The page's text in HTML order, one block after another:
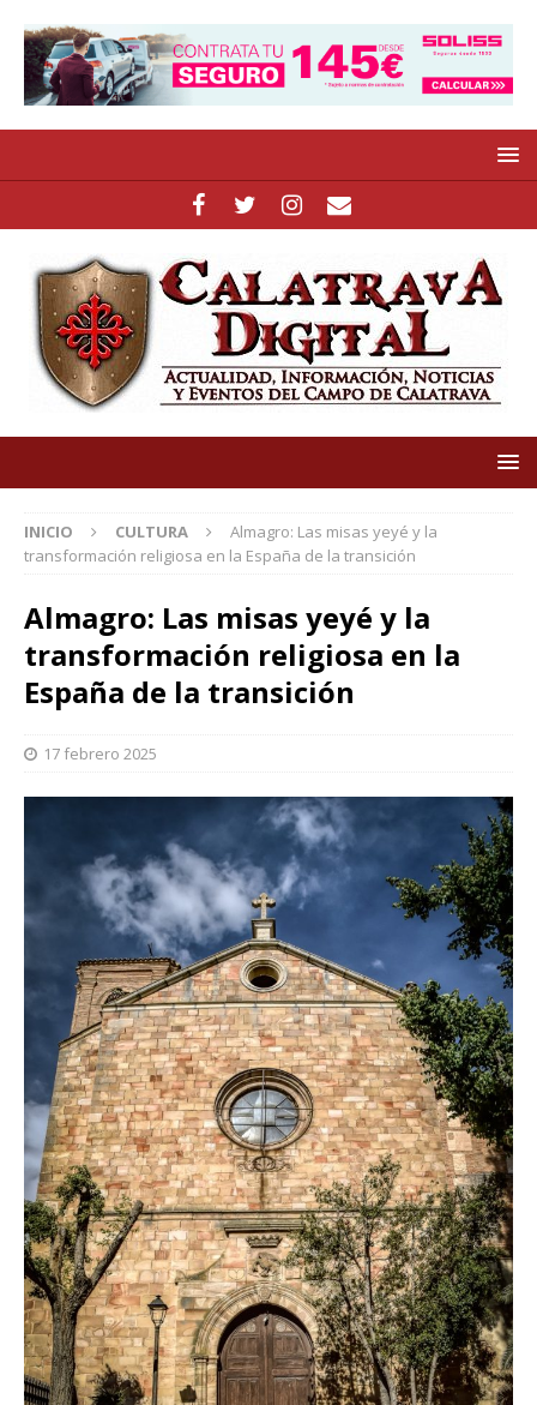
INICIO CULTURA
Almagro: Las misas yeyé y la
transformación religiosa en la España de la transición
Almagro: Las misas yeyé y la
transformación religiosa en la
España de la transición
17 febrero 2025